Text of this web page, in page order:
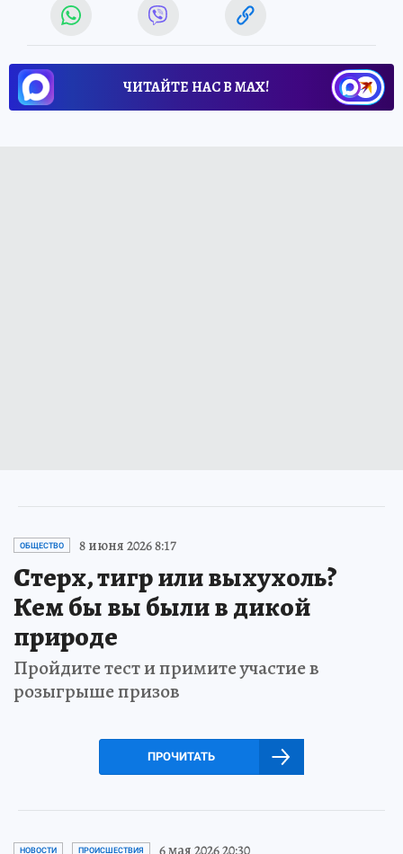
ЧИТАЙТЕ НАС В МАХ!
ОБЩЕСТВО 8 июня 2026 8:17
Стерх, тигр или выхухоль?
Кем бы вы были в дикой
природе
Пройдите тест и примите участие в
розыгрыше призов
ПРОЧИТАТЬ
НОВОСТИ ПРОИСШЕСТВИЯ